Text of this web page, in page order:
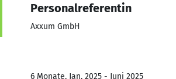
Personalreferentin
Axxum GmbH
6 Monate, Jan. 2025 - Juni 2025